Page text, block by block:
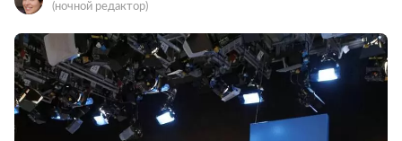
(ночной редактор)